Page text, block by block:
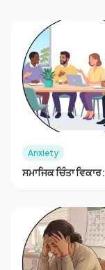
Anxiety
ਸਮਾਜਿਕ ਚਿੰਤਾ